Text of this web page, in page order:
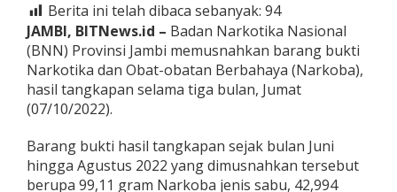
m
b
i
M
u
s
h
k
a
n
Berita ini telah dibaca sebanyak: 94
JAMBI, BITNews.id – Badan Narkotika Nasional
(BNN) Provinsi Jambi memusnahkan barang bukti
Narkotika dan Obat-obatan Berbahaya (Narkoba),
hasil tangkapan selama tiga bulan, Jumat
(07/10/2022).
Barang bukti hasil tangkapan sejak bulan Juni
hingga Agustus 2022 yang dimusnahkan tersebut
berupa 99,11 gram Narkoba jenis sabu, 42,994